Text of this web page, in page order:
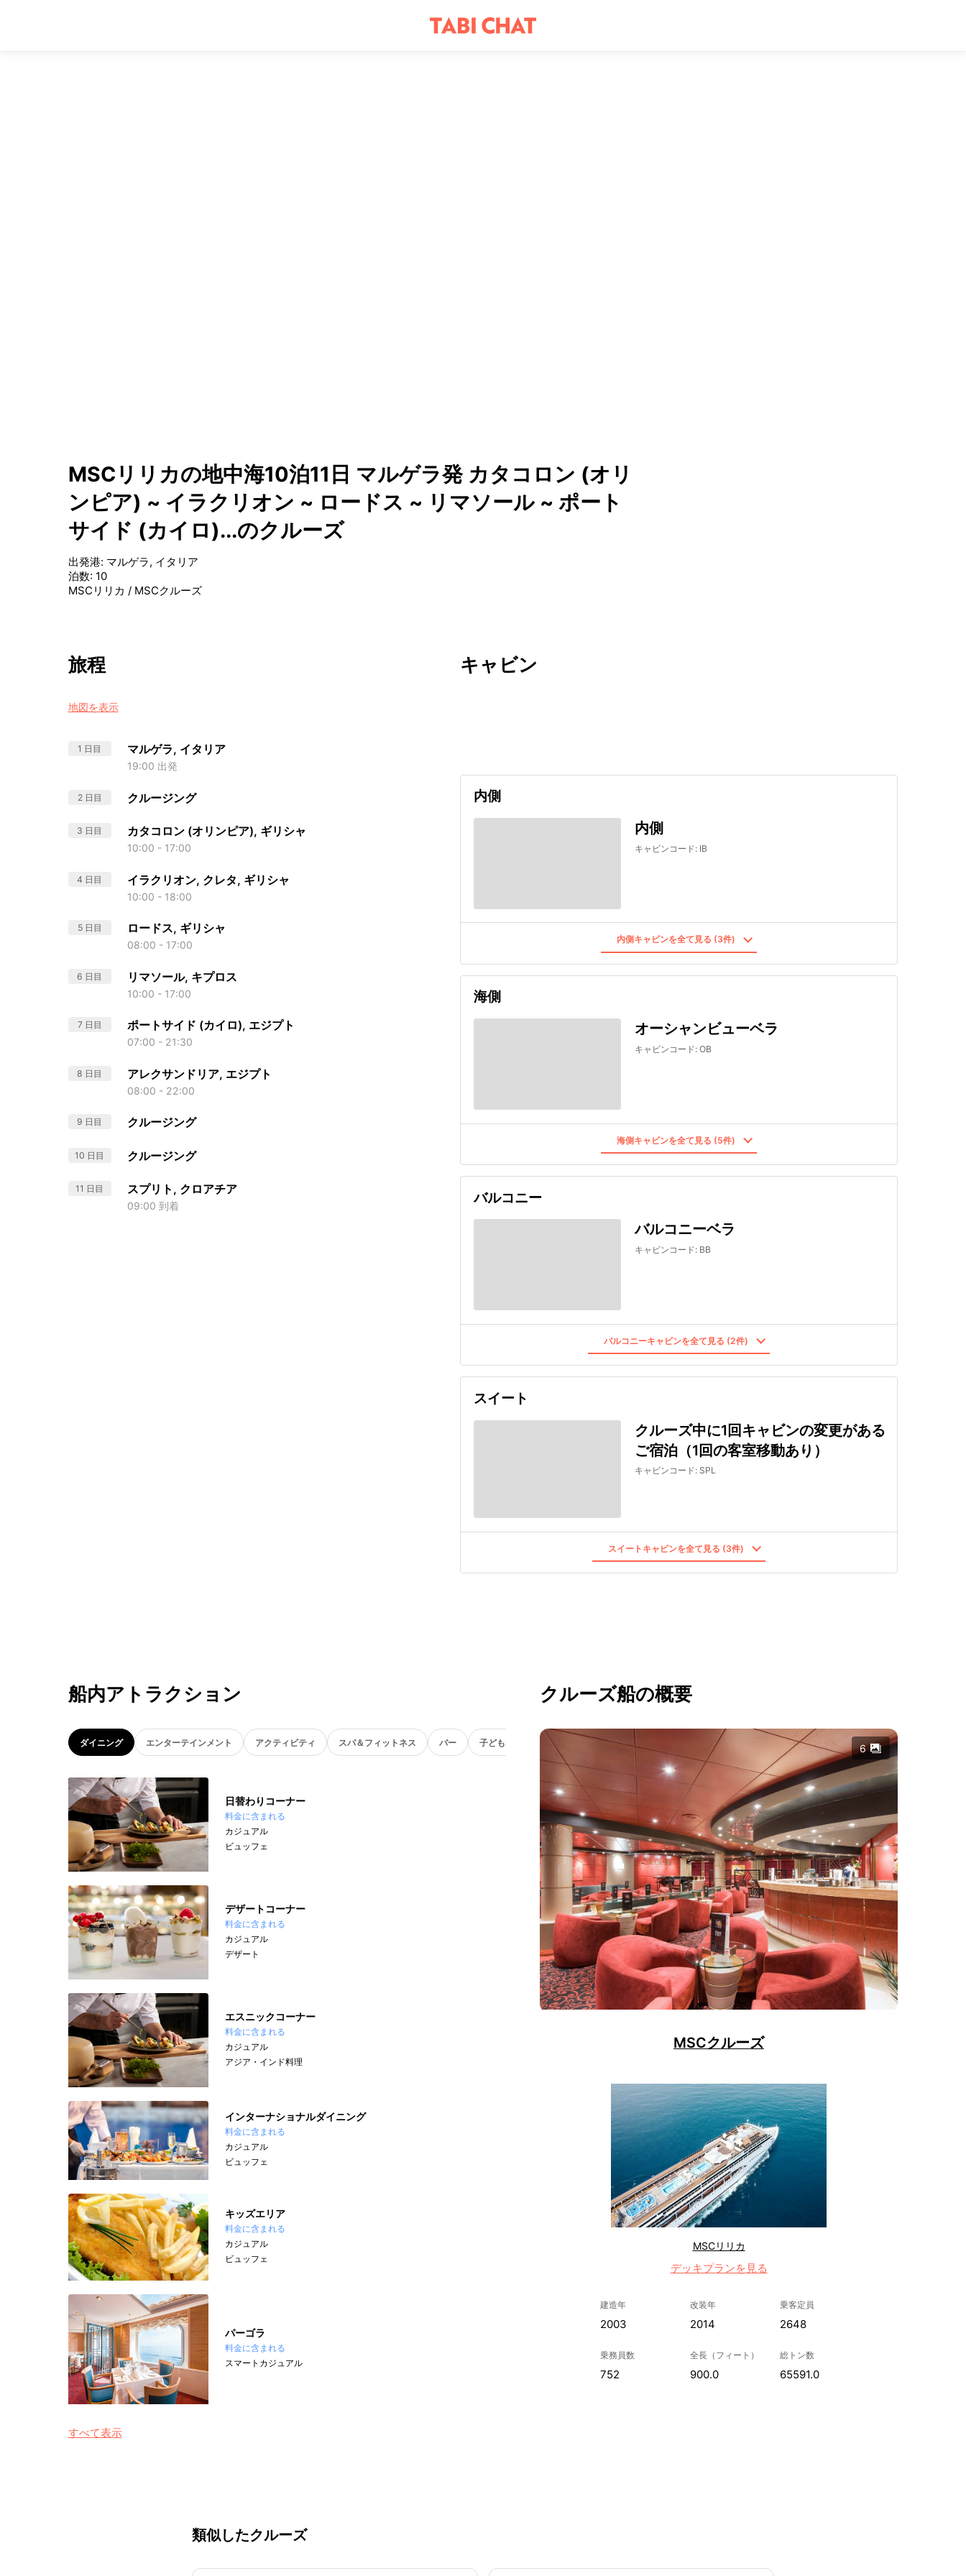
MSCリリカの地中海10泊11日 マルゲラ発 カタコロン (オリ
ンピア) ~ イラクリオン ~ ロードス ~ リマソール ~ ポート
サイド (カイロ)...のクルーズ
出発港: マルゲラ, イタリア
泊数: 10
MSCリリカ / MSCクルーズ
旅程
地図を表示
1 日目 マルゲラ, イタリア
19:00 出発
2 日目 クルージング
3 日目 カタコロン (オリンピア), ギリシャ
10:00 - 17:00
4 日目 イラクリオン, クレタ, ギリシャ
10:00 - 18:00
5 日目 ロードス, ギリシャ
08:00 - 17:00
6 日目 リマソール, キプロス
10:00 - 17:00
7 日目 ポートサイド (カイロ), エジプト
07:00 - 21:30
8 日目 アレクサンドリア, エジプト
08:00 - 22:00
9 日目 クルージング
10 日目 クルージング
11 日目 スプリト, クロアチア
09:00 到着
キャビン
内側
内側
キャビンコード: IB
内側キャビンを全て見る (3件)
海側
オーシャンビューベラ
キャビンコード: OB
海側キャビンを全て見る (5件)
バルコニー
バルコニーベラ
キャビンコード: BB
バルコニーキャビンを全て見る (2件)
スイート
クルーズ中に1回キャビンの変更がある
ご宿泊（1回の客室移動あり）
キャビンコード: SPL
スイートキャビンを全て見る (3件)
船内アトラクション
ダイニング エンターテインメント アクティビティ スパ＆フィットネス バー 子ども向け
日替わりコーナー
料金に含まれる
カジュアル
ビュッフェ
デザートコーナー
料金に含まれる
カジュアル
デザート
エスニックコーナー
料金に含まれる
カジュアル
アジア・インド料理
インターナショナルダイニング
料金に含まれる
カジュアル
ビュッフェ
キッズエリア
料金に含まれる
カジュアル
ビュッフェ
パーゴラ
料金に含まれる
スマートカジュアル
すべて表示
クルーズ船の概要
6
MSCクルーズ
MSCリリカ
デッキプランを見る
建造年
2003
改装年
2014
乗客定員
2648
乗務員数
752
全長（フィート）
900.0
総トン数
65591.0
類似したクルーズ